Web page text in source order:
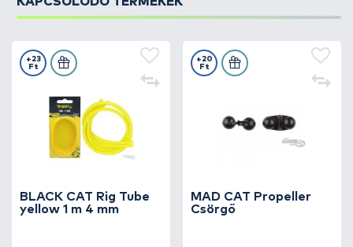
BLACK CAT Rig Tube
yellow 1 m 4 mm
+23
Ft
MAD CAT Propeller
Csörgő
+20
Ft